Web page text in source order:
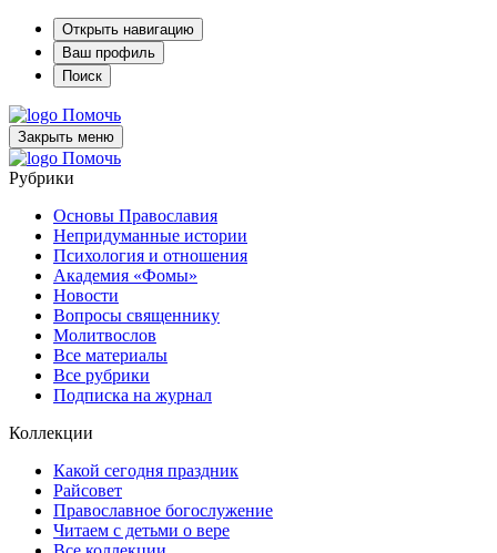
Открыть навигацию
Ваш профиль
Поиск
Помочь
Закрыть меню
Помочь
Рубрики
Основы Православия
Непридуманные истории
Психология и отношения
Академия «Фомы»
Новости
Вопросы священнику
Молитвослов
Все материалы
Все рубрики
Подписка на журнал
Коллекции
Какой сегодня праздник
Райсовет
Православное богослужение
Читаем с детьми о вере